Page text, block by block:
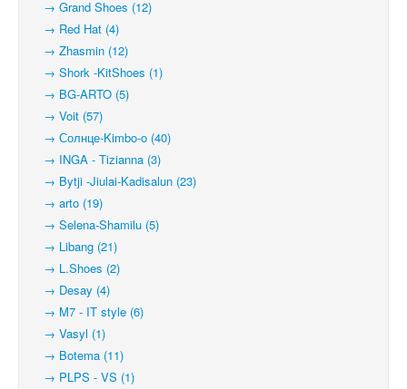
→ Grand Shoes (12)
→ Red Hat (4)
→ Zhasmin (12)
→ Shork -KitShoes (1)
→ BG-ARTO (5)
→ Voit (57)
→ Солнце-Kimbo-o (40)
→ INGA - Tizianna (3)
→ Bytji -Jiulai-Kadisalun (23)
→ arto (19)
→ Selena-Shamilu (5)
→ Libang (21)
→ L.Shoes (2)
→ Desay (4)
→ M7 - IT style (6)
→ Vasyl (1)
→ Botema (11)
→ PLPS - VS (1)